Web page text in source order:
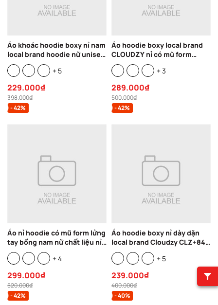
Áo khoác hoodie boxy nỉ nam
local brand hoodie nữ unisex
form rộng basic tay phồng
CLOUDZY STICKER
+ 5
229.000₫
398.000₫
- 42%
Áo hoodie boxy local brand
CLOUDZY nỉ có mũ form
thụng cao cấp in logo chữ ký
áo khoác nỉ thời trang đường
+ 3
289.000₫
500.000₫
- 42%
Áo nỉ hoodie có mũ form lửng
tay bồng nam nữ chất liệu nỉ
bông dày dặn ấm áp in chữ
retro t86 MALIAN CLOUDZY
+ 4
299.000₫
520.000₫
- 42%
Áo hoodie boxy nỉ dày dặn
local brand Cloudzy CLZ+84
nam nữ form rộng basic
unisex có mũ siêu to
+ 5
239.000₫
400.000₫
- 40%